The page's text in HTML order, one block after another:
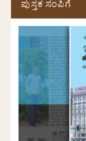
ಪುಸ್ತಕ ಸಂಪಿಗೆ